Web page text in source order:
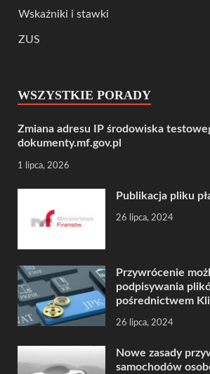
Wskaźniki i stawki
ZUS
WSZYSTKIE PORADY
Zmiana adresu IP środowiska
dokumenty.mf.gov.pl
1 lipca, 2026
Publikacja pliku
26 lipca, 2024
Przywrócenie
podpisywania
pośrednictwem
26 lipca, 2024
Nowe zasady
samochodów